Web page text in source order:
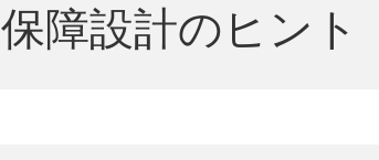
保障設計のヒント